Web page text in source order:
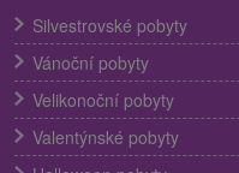
Silvestrovské pobyty
Vánoční pobyty
Velikonoční pobyty
Valentýnské pobyty